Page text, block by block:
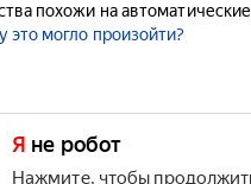
похожи на
это могло произойти?
Я не робот
Нажмите, чтобы